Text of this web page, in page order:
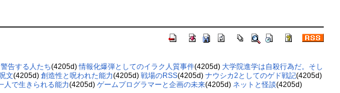
告する人たち(4205d)情報化爆弾としてのイラク人質事件(4205d) 大学院進学は自殺行為だ。そし
文(4205d) 創造性と呪われた能力(4205d) 戦場のRSS(4205d) ナウシカ2としてのゲド戦記(4205d)
人で生きられる能力(4205d) ゲームプログラマーと企画の未来(4205d) ネットと怪談(4205d)